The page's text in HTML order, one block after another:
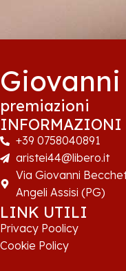
premiazioni
INFORMAZIONI
+39 0758040891
aristei44@libero.it
Via Giovanni
Angeli Assisi (PG)
LINK UTILI
Privacy Poolicy
Cookie Policy